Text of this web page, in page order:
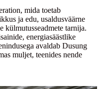
mida toetab
ja edu, usaldusväärne
külmutusseadmete tarnija.
energiasäästlike
avaldab Dusung
muljet, teenides nende